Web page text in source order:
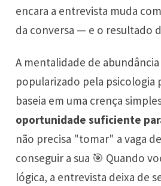
encara a entrevista muda
da conversa — e o resultado
A mentalidade de
popularizado pela psicologia
baseia em uma crença
oportunidade suficiente
não precisa "tomar" a vaga
conseguir a sua 🎯 Quando
lógica, a entrevista deixa de